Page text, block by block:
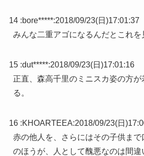
14 :bore*****:2018/09/23(日)17:01:37
みんな二重アゴになるんだとこれを
15 :dut*****:2018/09/23(日)17:01:16
正直、森高千里のミニスカ姿の方が
る。
16 :KHOARTEEA:2018/09/23(日
赤の他人を、さらにはその子供まで
のほうが、人として醜悪なのは間違